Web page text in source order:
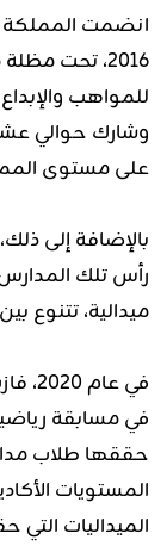
انضمت المملكة
2016، تحت
وشارك حوالي
على مستوى
بالإضافة إلى
رأس تلك
ميدالية، تتنوع
في مسابقة
حققها طلاب
المستويات
الميداليات التي